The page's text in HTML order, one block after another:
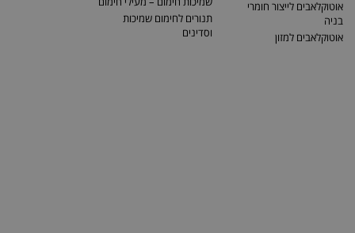
אוטוקלאבים לייצור חומרי
בניה
אוטוקלאבים למזון
תנורים לחימום שמיכות
וסדינים